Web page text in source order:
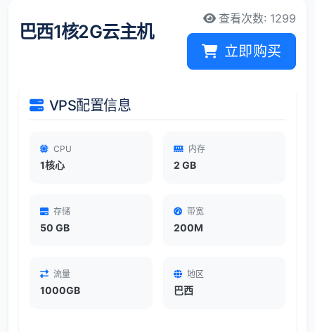
巴西1核2G云主机
查看次数: 1299
立即购买
VPS配置信息
CPU
1核心
内存
2 GB
存储
50 GB
带宽
200M
流量
1000GB
地区
巴西